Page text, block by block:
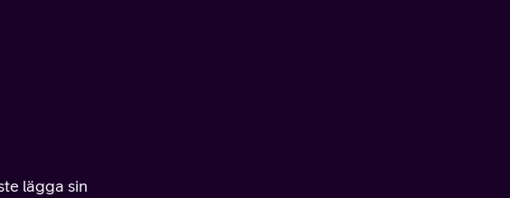
lägga sin